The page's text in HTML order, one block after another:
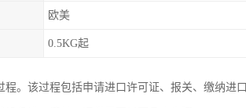
欧美
0.5KG起
。该过程包括申请进口许可证、报关、缴纳进口